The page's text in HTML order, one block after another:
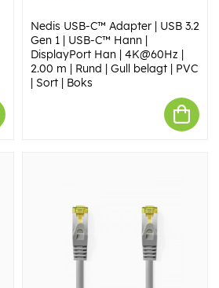
Nedis USB-C™ Adapter | USB 3.2
Gen 1 | USB-C™ Hann |
DisplayPort Han | 4K@60Hz |
2.00 m | Rund | Gull belagt | PVC
| Sort | Boks